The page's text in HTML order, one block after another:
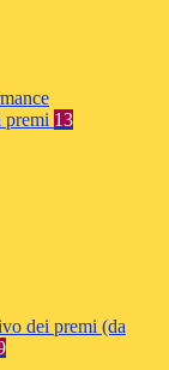
premi 13
dei premi (da